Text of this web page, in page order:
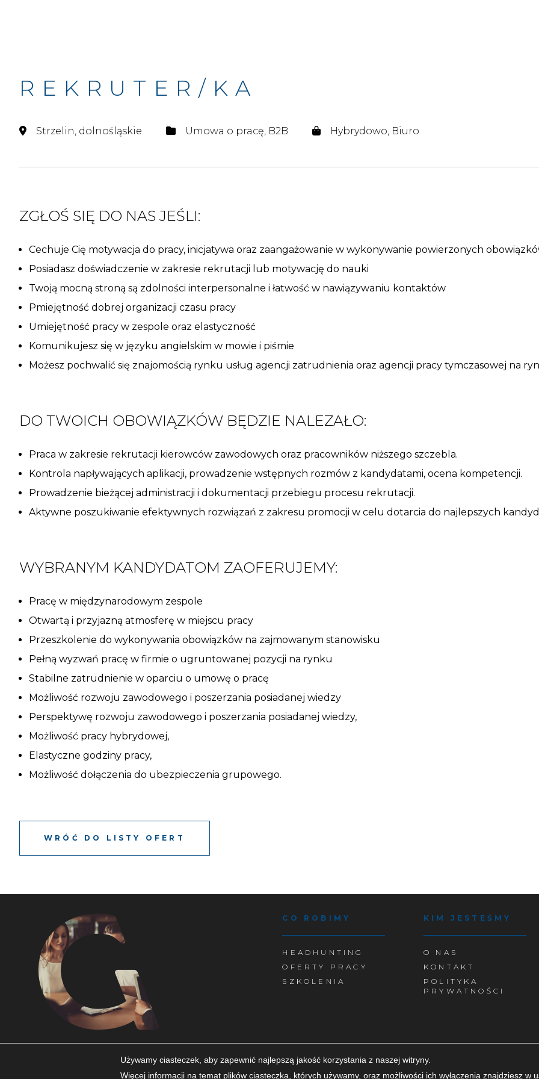
REKRUTER/KA
Strzelin, dolnośląskie Umowa o pracę, B2B Hybrydowo, Biuro
ZGŁOŚ SIĘ DO NAS JEŚLI:
Cechuje Cię motywacja do pracy, inicjatywa oraz zaangażowanie w wykonywanie powierzonych
Posiadasz doświadczenie w zakresie rekrutacji lub motywację do nauki
Twoją mocną stroną są zdolności interpersonalne i łatwość w nawiązywaniu kontaktów
Pmiejętność dobrej organizacji czasu pracy
Umiejętność pracy w zespole oraz elastyczność
Komunikujesz się w języku angielskim w mowie i piśmie
Możesz pochwalić się znajomością rynku usług agencji zatrudnienia oraz agencji pracy tymczasowej na
DO TWOICH OBOWIĄZKÓW BĘDZIE NALEZAŁO:
Praca w zakresie rekrutacji kierowców zawodowych oraz pracowników niższego szczebla.
Kontrola napływających aplikacji, prowadzenie wstępnych rozmów z kandydatami, ocena kompetencji.
Prowadzenie bieżącej administracji i dokumentacji przebiegu procesu rekrutacji.
Aktywne poszukiwanie efektywnych rozwiązań z zakresu promocji w celu dotarcia do najlepszych
WYBRANYM KANDYDATOM ZAOFERUJEMY:
Pracę w międzynarodowym zespole
Otwartą i przyjazną atmosferę w miejscu pracy
Przeszkolenie do wykonywania obowiązków na zajmowanym stanowisku
Pełną wyzwań pracę w firmie o ugruntowanej pozycji na rynku
Stabilne zatrudnienie w oparciu o umowę o pracę
Możliwość rozwoju zawodowego i poszerzania posiadanej wiedzy
Perspektywę rozwoju zawodowego i poszerzania posiadanej wiedzy,
Możliwość pracy hybrydowej,
Elastyczne godziny pracy,
Możliwość dołączenia do ubezpieczenia grupowego.
WRÓĆ DO LISTY OFERT
CO ROBIMY
HEADHUNTING
OFERTY PRACY
SZKOLENIA
KIM JESTEŚMY
O NAS
KONTAKT
POLITYKA
PRYWATNOŚCI
© 2023 Get2Grow. ALL RIGHTS RESERVED.Używamy ciasteczek, aby zapewnić najlepszą jakość korzystania z naszej witryny.
Więcej informacji na temat plików ciasteczka, których używamy, oraz możliwości ich wyłączenia znajdziesz w